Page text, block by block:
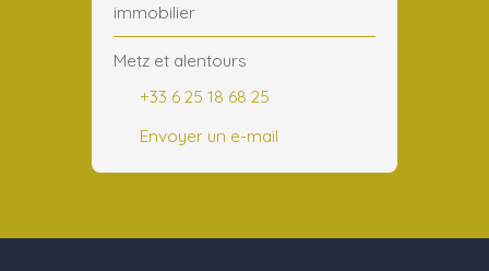
immobilier
Metz et alentours
+33 6 25 18 68 25
Envoyer un e-mail